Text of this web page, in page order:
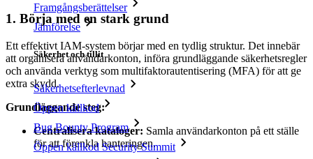
Framgångsberättelser
Jämförelse
Säkerhet och tillit
Säkerhetsefterlevnad
Öppen källkod
Bug Bounty Program
Öppen källkod Security Summit
1. Börja med en stark grund
Ett effektivt IAM-system börjar med en tydlig struktur. Det innebär
att organisera användarkonton, införa grundläggande säkerhetsregler
och använda verktyg som multifaktorautentisering (MFA) för att ge
extra skydd.
Grundläggande steg:
Centralisera kataloger: Samla användarkonton på ett ställe
för att förenkla hanteringen.